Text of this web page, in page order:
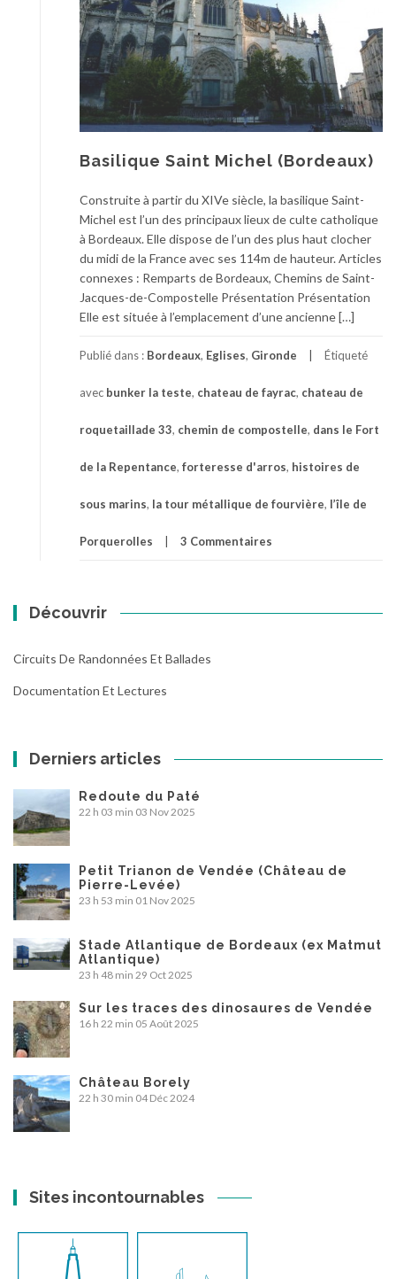
Basilique Saint Michel (Bordeaux)
Construite à partir du XIVe siècle, la basilique Saint-
Michel est l’un des principaux lieux de culte catholique
à Bordeaux. Elle dispose de l’un des plus haut clocher
du midi de la France avec ses 114m de hauteur. Articles
connexes : Remparts de Bordeaux, Chemins de Saint-
Jacques-de-Compostelle Présentation Présentation
Elle est située à l’emplacement d’une ancienne […]
Publié dans : Bordeaux, Eglises, Gironde Étiqueté
avec bunker la teste, chateau de fayrac, chateau de
roquetaillade 33, chemin de compostelle, dans le Fort
de la Repentance, forteresse d'arros, histoires de
sous marins, la tour métallique de fourvière, l’île de
Porquerolles 3 Commentaires
Découvrir
Circuits De Randonnées Et Ballades
Documentation Et Lectures
Derniers articles
Redoute du Paté
22 h 03 min 03 Nov 2025
Petit Trianon de Vendée (Château de
Pierre-Levée)
23 h 53 min 01 Nov 2025
Stade Atlantique de Bordeaux (ex Matmut
Atlantique)
23 h 48 min 29 Oct 2025
Sur les traces des dinosaures de Vendée
16 h 22 min 05 Août 2025
Château Borely
22 h 30 min 04 Déc 2024
Sites incontournables